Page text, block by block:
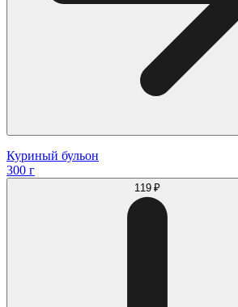
Куриный бульон
300 г
119 ₽